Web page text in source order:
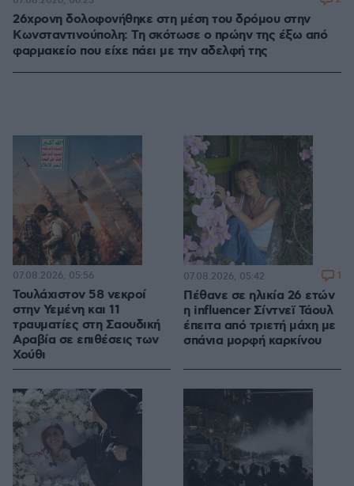
26χρονη δολοφονήθηκε στη μέση του δρόμου στην
Κωνσταντινούπολη: Τη σκότωσε ο πρώην της έξω από
φαρμακείο που είχε πάει με την αδελφή της
Τουλάχιστον 58 νεκροί
στην Υεμένη και 11
τραυματίες στη Σαουδική
Αραβία σε επιθέσεις των
Χούθι
07.08.2026, 05:56
Πέθανε σε ηλικία 26 ετών
η influencer Σίντνεϊ Τάουλ
έπειτα από τριετή μάχη με
σπάνια μορφή καρκίνου
07.08.2026, 05:42 1